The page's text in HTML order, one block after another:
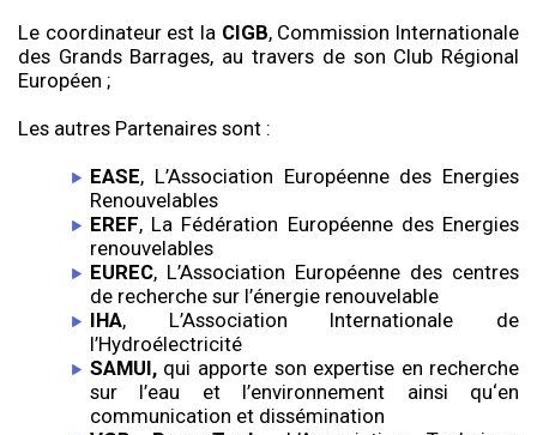
Le coordinateur est la CIGB, Commission Internationale
des Grands Barrages, au travers de son Club Régional
Européen ;
Les autres Partenaires sont :
EASE, L’Association Européenne des Energies
Renouvelables
EREF, La Fédération Européenne des Energies
renouvelables
EUREC, L’Association Européenne des centres
de recherche sur l’énergie renouvelable
IHA, L’Association Internationale de
l’Hydroélectricité
SAMUI, qui apporte son expertise en recherche
sur l’eau et l’environnement ainsi qu‘en
communication et dissémination